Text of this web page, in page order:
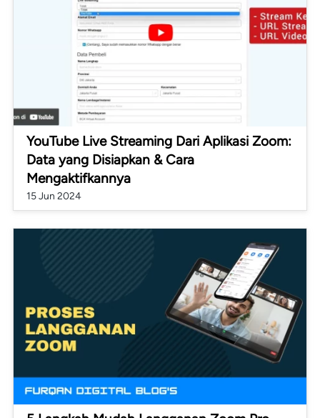
YouTube Live Streaming Dari Aplikasi Zoom:
Data yang Disiapkan & Cara
Mengaktifkannya
15 Jun 2024